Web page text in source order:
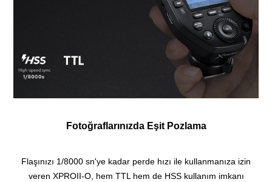
Fotoğraflarınızda Eşit Pozlama
Flaşınızı 1/8000 sn'ye kadar perde hızı ile kullanmanıza izin
veren XPROII-O, hem TTL hem de HSS kullanım imkanı